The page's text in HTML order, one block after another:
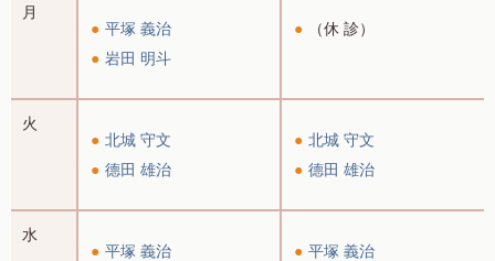
月
平塚 義治
岩田 明斗
（休 診）
火
北城 守文
德田 雄治
北城 守文
德田 雄治
水
平塚 義治
平塚 義治